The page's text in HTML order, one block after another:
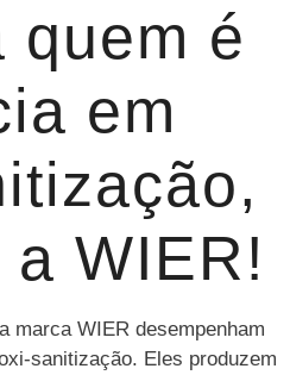
quem é
em
WIER!
marca WIER desempenham
sanitização. Eles produzem